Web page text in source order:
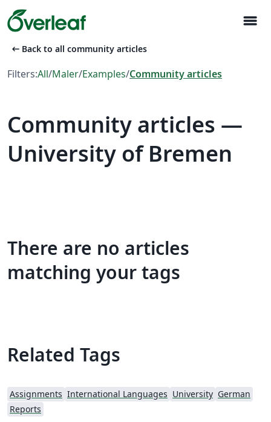
menu
arrow_left_alt Back to all community articles
Filters:All/Maler/Examples/Community articles
Community articles —
University of Bremen
There are no articles
matching your tags
Related Tags
Assignments International Languages University German
Reports